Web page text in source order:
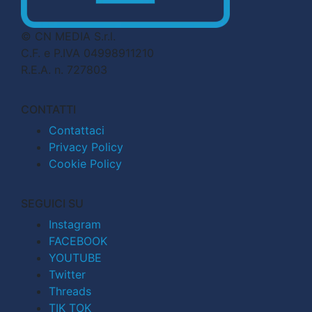
© CN MEDIA S.r.l.
C.F. e P.IVA 04998911210
R.E.A. n. 727803
CONTATTI
Contattaci
Privacy Policy
Cookie Policy
SEGUICI SU
Instagram
FACEBOOK
YOUTUBE
Twitter
Threads
TIK TOK